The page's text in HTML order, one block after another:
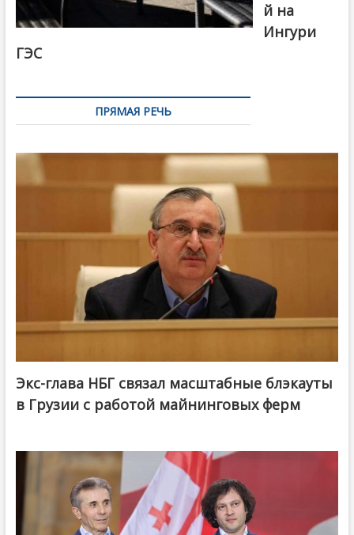
й на
Ингури
ГЭС
ПРЯМАЯ РЕЧЬ
Экс-глава НБГ связал масштабные блэкауты
в Грузии с работой майнинговых ферм